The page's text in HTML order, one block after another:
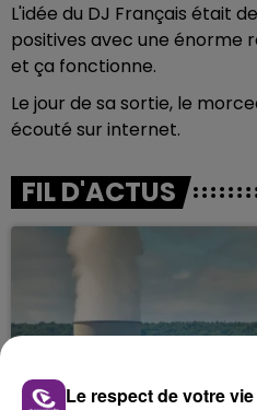
L'idée du DJ Français était
positives avec une énorme
et ça fonctionne.
Le jour de sa sortie, le
écouté sur internet.
FIL D'ACTUS
Le respect de votre